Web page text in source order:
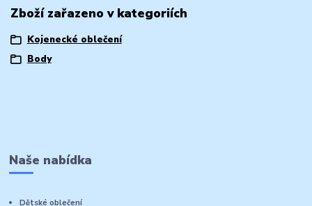
Zboží zařazeno v kategoriích
Kojenecké oblečení
Body
Naše nabídka
Dětské oblečení